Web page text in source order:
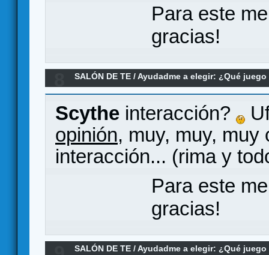
Para este
gracias!
SALÓN DE TE /Ayudadme a elegir: ¿Qué
Scythe interacción?
opinión, muy, muy,
interacción... (rima y
Para este
gracias!
SALÓN DE TE /Ayudadme a elegir: ¿Qué